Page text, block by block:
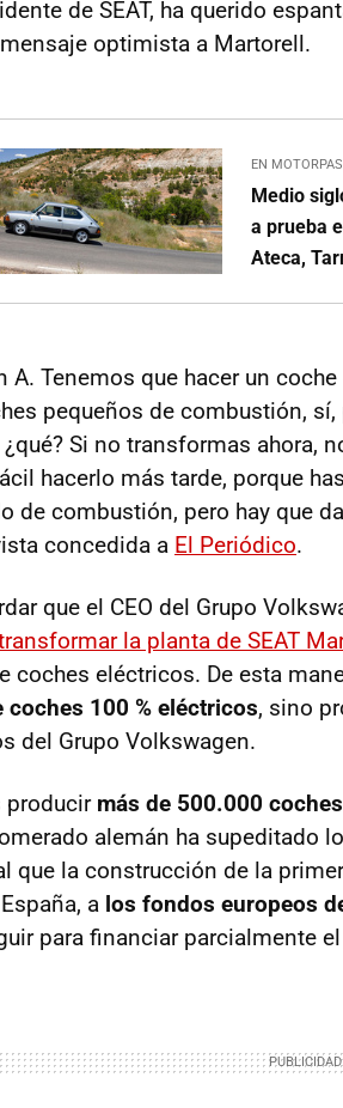
de SEAT, ha querido
optimista a Martorell.
EN
Medio
a prueba
Ateca,
A. Tenemos que hacer un
pequeños de combustión,
Si no transformas ahora,
hacerlo más tarde, porque
de combustión, pero hay que
concedida a El Periódico.
que el CEO del Grupo
la planta de SEAT
coches eléctricos. De esta
coches 100 % eléctricos, sino
del Grupo Volkswagen.
producir más de 500.000
alemán ha supeditado
que la construcción de la
a los fondos europeos
para financiar parcialmente